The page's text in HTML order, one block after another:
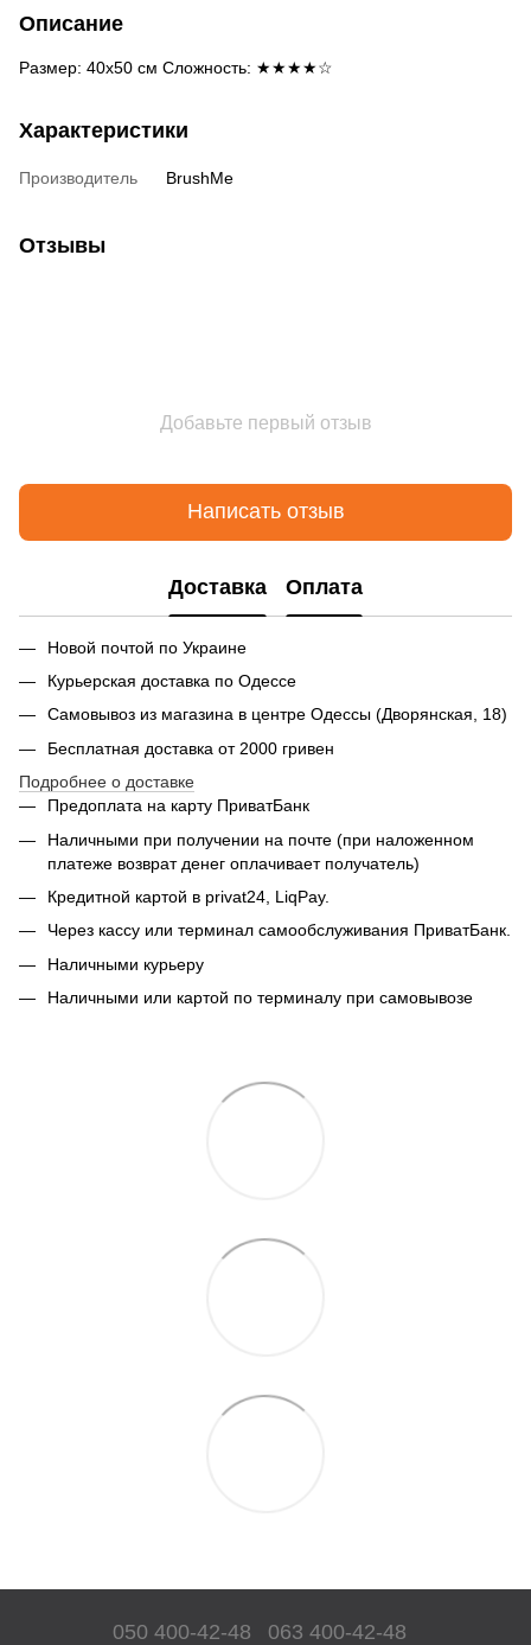
Описание
Размер: 40х50 см Сложность: ★★★★☆
Характеристики
Производитель BrushMe
Отзывы
Добавьте первый отзыв
Написать отзыв
Доставка Оплата
Новой почтой по Украине
Курьерская доставка по Одессе
Самовывоз из магазина в центре Одессы (Дворянская, 18)
Бесплатная доставка от 2000 гривен
Подробнее о доставке
Предоплата на карту ПриватБанк
Наличными при получении на почте (при наложенном
платеже возврат денег оплачивает получатель)
Кредитной картой в privat24, LiqPay.
Через кассу или терминал самообслуживания ПриватБанк.
Наличными курьеру
Наличными или картой по терминалу при самовывозе
050 400-42-48 063 400-42-48